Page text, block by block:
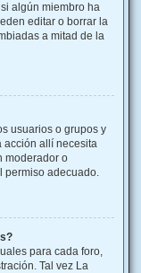
algún miembro ha
editar o borrar la
a mitad de la
usuarios o grupos y
acción allí necesita
moderador o
permiso adecuado.
para cada foro,
Tal vez La